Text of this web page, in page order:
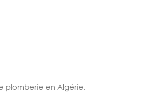
plomberie en Algérie.